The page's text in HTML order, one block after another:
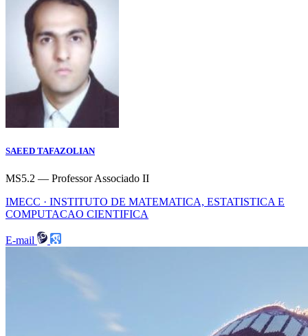
SAEED TAFAZOLIAN
MS5.2 — Professor Associado II
IMECC · INSTITUTO DE MATEMATICA, ESTATISTICA E
COMPUTACAO CIENTIFICA
E-mail